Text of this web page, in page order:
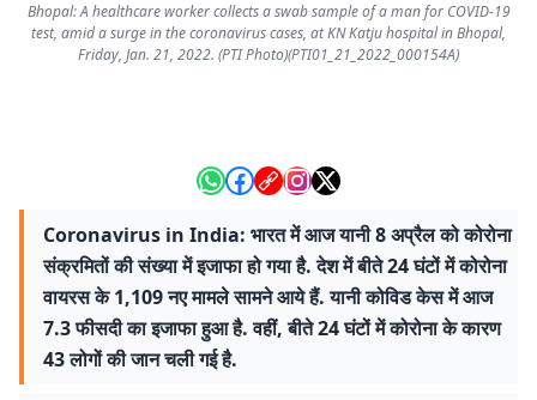
Bhopal: A healthcare worker collects a swab sample of a man for COVID-19
test, amid a surge in the coronavirus cases, at KN Katju hospital in Bhopal,
Friday, Jan. 21, 2022. (PTI Photo)(PTI01_21_2022_000154A)
Coronavirus in India: भारत में आज यानी 8 अप्रैल को कोरोना
संक्रमितों की संख्या में इजाफा हो गया है. देश में बीते 24 घंटों में कोरोना
वायरस के 1,109 नए मामले सामने आये हैं. यानी कोविड केस में आज
7.3 फीसदी का इजाफा हुआ है. वहीं, बीते 24 घंटों में कोरोना के कारण
43 लोगों की जान चली गई है.